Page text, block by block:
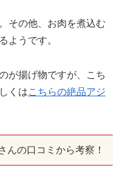
その他、お肉を煮込む
ようです。
が揚げ物ですが、こち
くはこちらの絶品アジ
んの口コミから考察！